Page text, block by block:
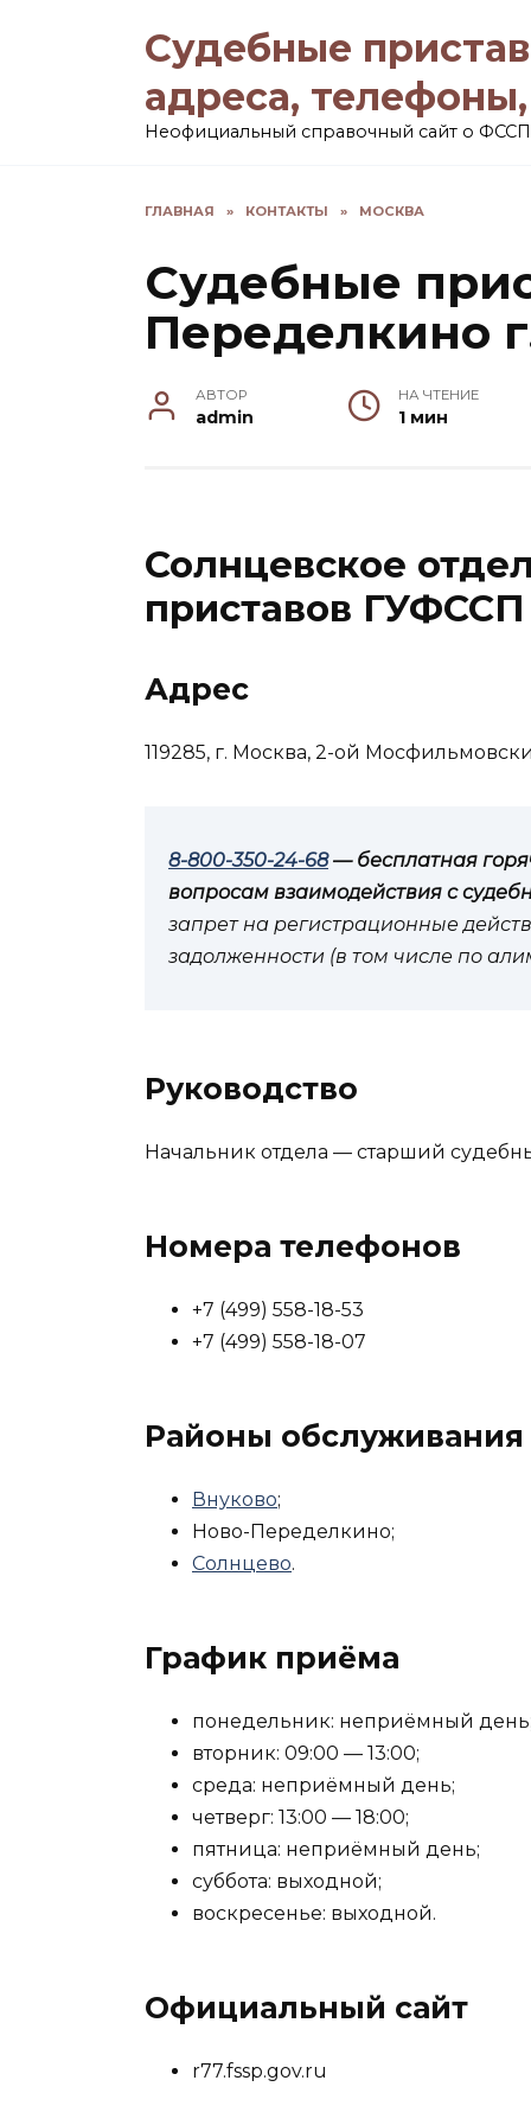
Судебные
адреса,
Неофициальный справочный сайт о ФССП
ГЛАВНАЯ » КОНТАКТЫ » МОСКВА
Судебные
Переделкино
АВТОР
admin
НА ЧТЕНИЕ
1 мин
Солнцевское
приставов
Адрес
119285, г. Москва, 2-ой
8-800-350-24-68— бесплатная
вопросам взаимодействия с
запрет на регистрационные
задолженности (в том числе по
Руководство
Начальник отдела — старший
Номера телефонов
+7 (499) 558-18-53
+7 (499) 558-18-07
Районы обслуживания
Внуково;
Ново-Переделкино;
Солнцево.
График приёма
понедельник: неприёмный
вторник: 09:00 — 13:00;
среда: неприёмный день;
четверг: 13:00 — 18:00;
пятница: неприёмный день;
суббота: выходной;
воскресенье: выходной.
Официальный сайт
r77.fssp.gov.ru